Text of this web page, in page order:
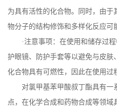
为具有活性的化合物。同时，由于
物分子的结构修饰和多样化反应可
·注意事项：在使用和储存过
护眼镜、防护手套等以避免与皮肤
化合物具有可燃性，因此在使用过
对氯甲基苯甲酸叔丁酯具有
点，在化学合成和药物合成等领域